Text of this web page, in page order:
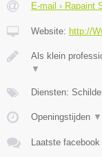
E-mail › Rapaint
Website: http://
Als klein
▼
Diensten:
Openingstijden ▼
Laatste